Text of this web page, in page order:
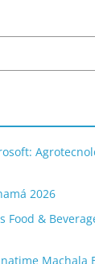
2026
Food &
Machala